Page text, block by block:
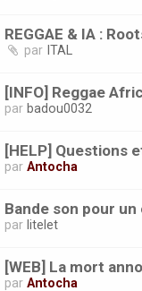
REGGAE & IA :
par ITAL
[INFO] Reggae
par badou0032
[HELP] Questions
parAntocha
Bande son pour un
par litelet
[WEB] La mort
parAntocha